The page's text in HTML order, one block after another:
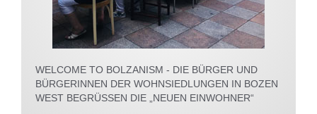
WELCOME TO BOLZANISM - DIE BÜRGER UND
BÜRGERINNEN DER WOHNSIEDLUNGEN IN BOZEN
WEST BEGRÜSSEN DIE „NEUEN EINWOHNER“